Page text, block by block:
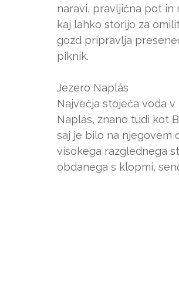
naravi, pravljična pot in
kaj lahko storijo za
gozd pripravlja
piknik.
Jezero Naplás
Največja stoječa voda
Naplás, znano tudi kot
saj je bilo na njegovem
visokega razglednega
obdanega s klopmi,